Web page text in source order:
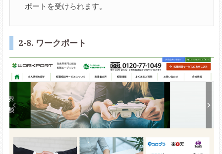
ポートを受けられます。
2-8. ワークポート